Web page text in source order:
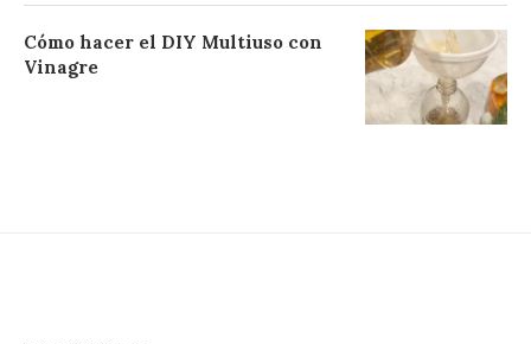
Cómo hacer el DIY Multiuso con
Vinagre